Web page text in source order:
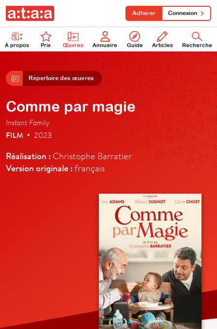
À propos Prix Œuvres Annuaire Guide Articles Recherche
Adhérer Connexion
Répertoire des œuvres
Comme par magie
Instant Family
FILM • 2023
Réalisation : Christophe Barratier
Version originale : français